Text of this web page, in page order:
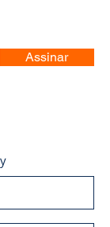
Assinar